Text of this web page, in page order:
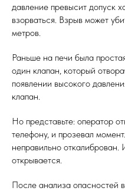
давление превысит допуск
взорваться. Взрыв может
метров.
Раньше на печи была
один клапан, который
появлении высокого
клапан.
Но представьте: оператор
телефону, и прозевал
неправильно
открывается.
После анализа опасностей